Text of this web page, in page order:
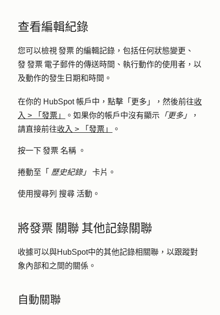
查看編輯紀錄
您可以檢視 發票 的編輯記錄，包括任何狀態變更、
發 發票 電子郵件的傳送時間、執行動作的使用者，以
及動作的發生日期和時間。
在你的 HubSpot 帳戶中，點擊 「更多」 ，然後前往收
入 > 「發票」 。如果你的帳戶中沒有顯示 「更多」
，
請直接前往收入 > 「發票」 。
按一下 發票 名稱 。
捲動至「 歷史紀錄」 卡片。
使用搜尋列 搜尋 活動 。
將發票 關聯 其他記錄關聯
收據可以與HubSpot中的其他記錄相關聯，以跟蹤對
象內部和之間的關係。
自動關聯